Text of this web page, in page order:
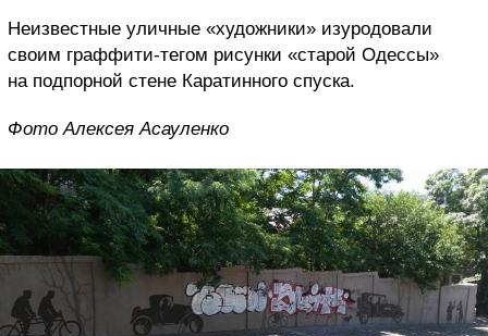
Неизвестные уличные «художники» изуродовали
своим граффити-тегом рисунки «старой Одессы»
на подпорной стене Каратинного спуска.
Фото Алексея Асауленко